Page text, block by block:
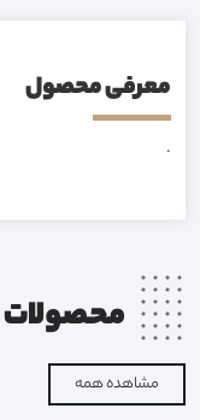
معرفی محصول
.
محصولات
مشاهده همه